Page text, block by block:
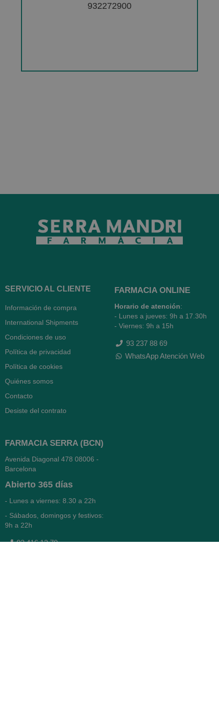
932272900
SERVICIO AL CLIENTE
Información de compra
International Shipments
Condiciones de uso
Política de privacidad
Política de cookies
Quiénes somos
Contacto
Desiste del contrato
FARMACIA ONLINE
Horario de atención:
- Lunes a jueves: 9h a 17.30h
- Viernes: 9h a 15h
93 237 88 69
WhatsApp Atención Web
FARMACIA SERRA (BCN)
Avenida Diagonal 478 08006 -
Barcelona
Abierto 365 días
- Lunes a viernes: 8.30 a 22h
- Sábados, domingos y festivos:
9h a 22h
93 416 12 70